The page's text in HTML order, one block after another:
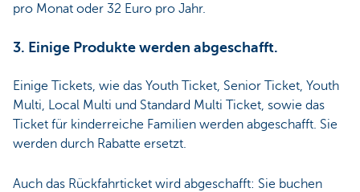
pro Monat oder 32 Euro pro Jahr.
3. Einige Produkte werden abgeschafft.
Einige Tickets, wie das Youth Ticket, Senior Ticket, Youth
Multi, Local Multi und Standard Multi Ticket, sowie das
Ticket für kinderreiche Familien werden abgeschafft. Sie
werden durch Rabatte ersetzt.
Auch das Rückfahrticket wird abgeschafft: Sie buchen